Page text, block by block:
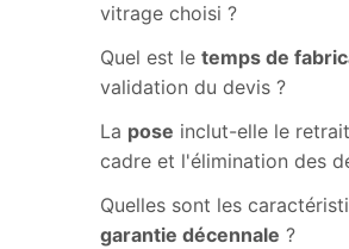
vitrage choisi ?
Quel est le temps de
validation du devis ?
La pose inclut-elle le
cadre et l'élimination des
Quelles sont les
garantie décennale ?